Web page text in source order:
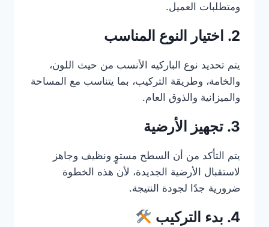
ومتطلبات العميل.
2. اختيار النوع المناسب
يتم تحديد نوع الباركيه الأنسب من حيث اللون،
والخامة، وطريقة التركيب، بما يتناسب مع المساحة
والميزانية والذوق العام.
3. تجهيز الأرضية
يتم التأكد من أن السطح مستوٍ ونظيف وجاهز
لاستقبال الأرضية الجديدة، لأن هذه الخطوة
ضرورية جدًا لجودة النتيجة.
4. بدء التركيب